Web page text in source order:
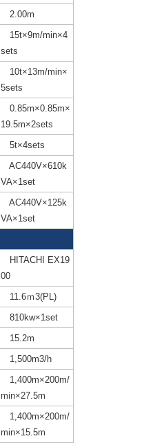
2.00m
15t×9m/min×4
sets
10t×13m/min×
5sets
0.85m×0.85m×
19.5m×2sets
5t×4sets
AC440V×610k
VA×1set
AC440V×125k
VA×1set
HITACHI EX19
00
11.6ｍ3(PL)
810kw×1set
15.2m
1,500m3/h
1,400m×200m/
min×27.5m
1,400m×200m/
min×15.5m